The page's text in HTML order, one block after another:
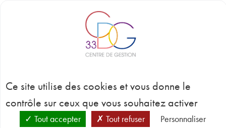
L’actualité du CDG 33
Ce site utilise des cookies et vous donne le
contrôle sur ceux que vous souhaitez activer
Tout accepter Tout refuser
Personnaliser